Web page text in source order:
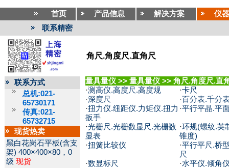
首页 产品信息 解决方案
仪
联系精密
角尺.角度尺.直角尺
联系方式
总机:021-
65730171
传真:021-
65732715
现货热卖
黑白花岗石平板(含支
架) 400×400×80，0
级 现货
量具量仪 >> 量具量仪 >> 角尺.角度尺.直
·测高仪.高度尺.高度规 ·卡尺
·深度尺 ·百分表.千分
·扭力仪.纽距仪.力矩仪.扭力
扳手
·平行平晶.平
·光栅尺.光栅数显尺.光栅数
显表
·环规(螺纹.英
锥度)
·扭簧比较仪 ·平行平尺.桥
尺
·数显标尺 ·水平仪.倾角